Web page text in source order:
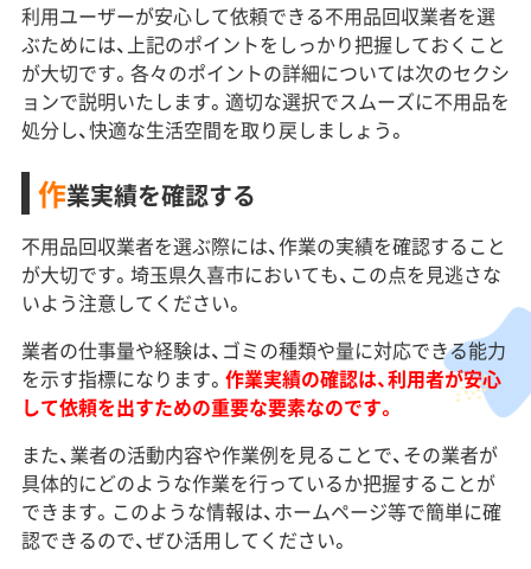
利用ユーザーが安心して依頼できる不用品回収業者を選
ぶためには、上記のポイントをしっかり把握しておくこと
が大切です。各々のポイントの詳細については次のセクシ
ョンで説明いたします。適切な選択でスムーズに不用品を
処分し、快適な生活空間を取り戻しましょう。
作業実績を確認する
不用品回収業者を選ぶ際には、作業の実績を確認すること
が大切です。埼玉県久喜市においても、この点を見逃さな
いよう注意してください。
業者の仕事量や経験は、ゴミの種類や量に対応できる能力
を示す指標になります。 作業実績の確認は、利用者が安心
して依頼を出すための重要な要素なのです。
また、業者の活動内容や作業例を見ることで、その業者が
具体的にどのような作業を行っているか把握することが
できます。このような情報は、ホームページ等で簡単に確
認できるので、ぜひ活用してください。